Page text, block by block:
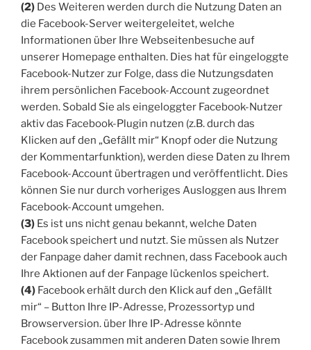
(2) Des Weiteren werden durch die Nutzung Daten an
die Facebook-Server weitergeleitet, welche
Informationen über Ihre Webseitenbesuche auf
unserer Homepage enthalten. Dies hat für eingeloggte
Facebook-Nutzer zur Folge, dass die Nutzungsdaten
ihrem persönlichen Facebook-Account zugeordnet
werden. Sobald Sie als eingeloggter Facebook-Nutzer
aktiv das Facebook-Plugin nutzen (z.B. durch das
Klicken auf den „Gefällt mir“ Knopf oder die Nutzung
der Kommentarfunktion), werden diese Daten zu Ihrem
Facebook-Account übertragen und veröffentlicht. Dies
können Sie nur durch vorheriges Ausloggen aus Ihrem
Facebook-Account umgehen.
(3) Es ist uns nicht genau bekannt, welche Daten
Facebook speichert und nutzt. Sie müssen als Nutzer
der Fanpage daher damit rechnen, dass Facebook auch
Ihre Aktionen auf der Fanpage lückenlos speichert.
(4) Facebook erhält durch den Klick auf den „Gefällt
mir“ – Button Ihre IP-Adresse, Prozessortyp und
Browserversion. über Ihre IP-Adresse könnte
Facebook zusammen mit anderen Daten sowie Ihrem